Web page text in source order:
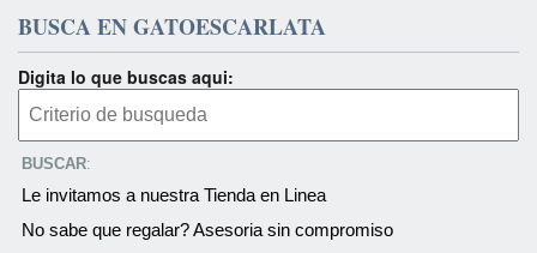
BUSCA EN GATOESCARLATA
Digita lo que buscas aqui:
BUSCAR:
Le invitamos a nuestra Tienda en Linea
No sabe que regalar? Asesoria sin compromiso